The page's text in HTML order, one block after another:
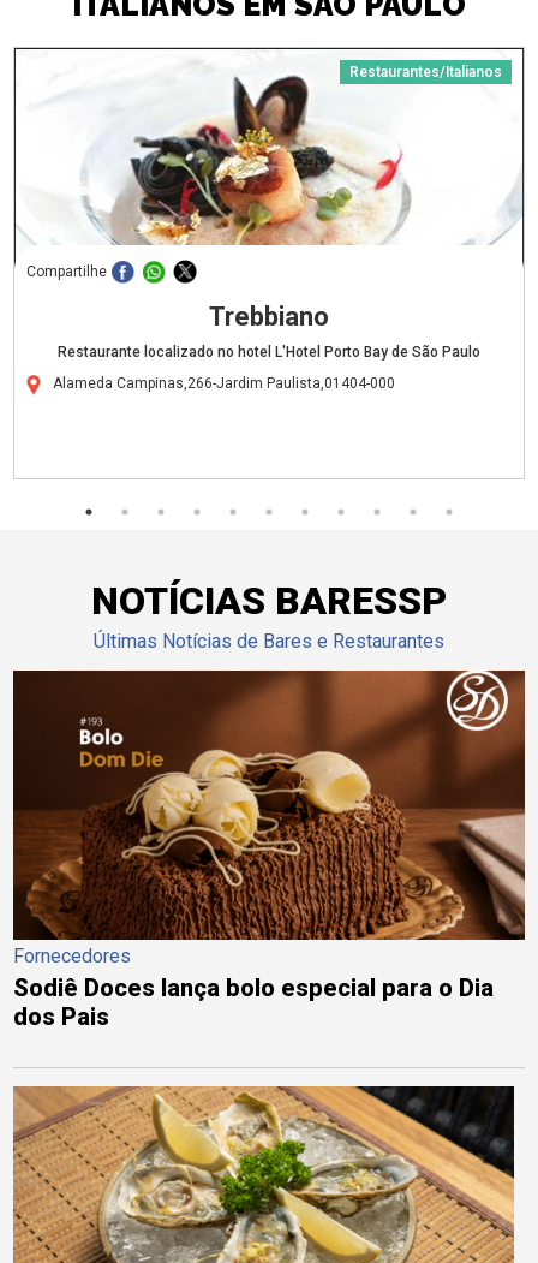
Restaurantes/Italianos
Compartilhe
Trebbiano
Restaurante localizado no hotel L'Hotel Porto Bay de São Paulo
Alameda Campinas,266-Jardim Paulista,01404-000
NOTÍCIAS BARESSP
Últimas Notícias de Bares e Restaurantes
Fornecedores
Sodiê Doces lança bolo especial para o Dia
dos Pais